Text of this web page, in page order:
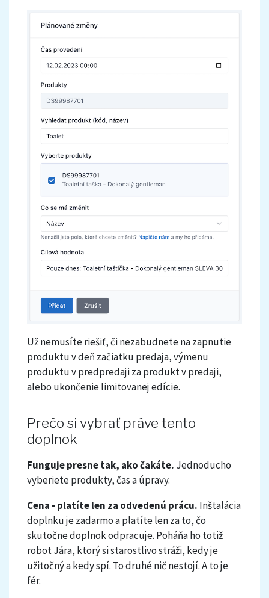
Už nemusíte riešiť, či nezabudnete na zapnutie
produktu v deň začiatku predaja, výmenu
produktu v predpredaji za produkt v predaji,
alebo ukončenie limitovanej edície.
Prečo si vybrať práve tento
doplnok
Funguje presne tak, ako čakáte. Jednoducho
vyberiete produkty, čas a úpravy.
Cena - platíte len za odvedenú prácu. Inštalácia
doplnku je zadarmo a platíte len za to, čo
skutočne doplnok odpracuje. Poháňa ho totiž
robot Jára, ktorý si starostlivo stráži, kedy je
užitočný a kedy spí. To druhé nič nestojí. A to je
fér.